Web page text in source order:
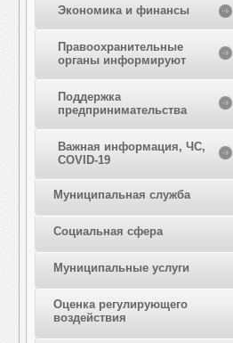
Экономика и финансы
Правоохранительные
органы информируют
Поддержка
предпринимательства
Важная информация, ЧС,
COVID-19
Муниципальная служба
Социальная сфера
Муниципальные услуги
Оценка регулирующего
воздействия